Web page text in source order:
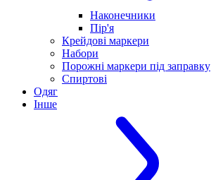
Наконечники
Пір'я
Крейдові маркери
Набори
Порожні маркери під заправку
Спиртові
Одяг
Інше